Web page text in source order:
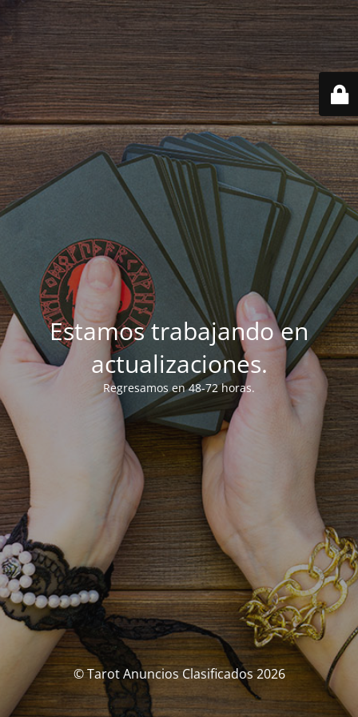
Estamos trabajando en
actualizaciones.
Regresamos en 48-72 horas.
© Tarot Anuncios Clasificados 2026